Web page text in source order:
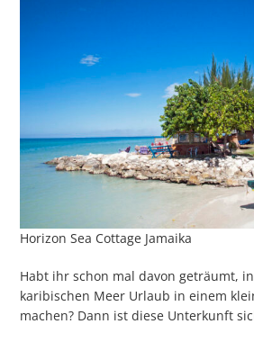
Horizon Sea Cottage Jamaika
Habt ihr schon mal davon geträumt,
karibischen Meer Urlaub in einem
machen? Dann ist diese Unterkunft